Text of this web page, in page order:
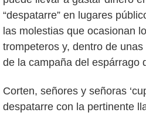
“despatarre” en lugares
las molestias que ocasionan
trompeteros y, dentro de
de la campaña del espárrago
Corten, señores y señoras
despatarre con la pertinente